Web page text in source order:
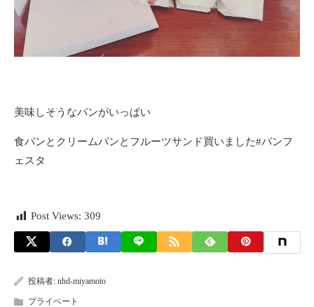
美味しそうなパンがいっぱい
食パンとクリームパンとフルーツサンド買いました#パンフ
ェスタ
Post Views: 309
投稿者: nhd-miyamoto
プライベート